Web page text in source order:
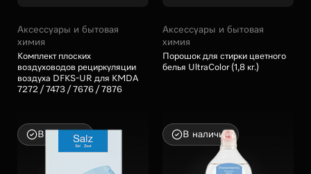
Аксессуары и бытовая
химия
Комплект плоских
воздуховодов рециркуляции
воздуха DFKS-UR для KMDA
7272 / 7473 / 7676 / 7876
Аксессуары и бытовая
химия
Порошок для стирки цветного
белья UltraColor (1,8 кг.)
В наличии В наличии